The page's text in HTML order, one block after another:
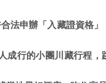
法申辦「入藏證資格
成行的小團川藏行程，